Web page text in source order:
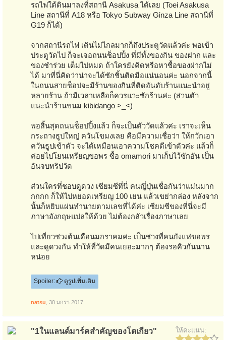
รถไฟใต้ดินมาลงที่สถานี Asakusa ได้เลย (Toei Asakusa
Line สถานีที่ A18 หรือ Tokyo Subway Ginza Line สถานีที่
G19 ก็ได้)
จากสถานีรถไฟ เดินไม่ไกลมากก็ถึงประตูวัดแล้วค่ะ พอเข้า
ประตูวัดไป ก็จะเจอถนนช็อปปิ้ง ที่มีทั้งของกิน ของฝาก และ
ของชำร่วย เต็มไปหมด ถ้าใครยังคิดหรือหาซื้อของฝากไม่
ได้ มาที่นี่คิดว่าน่าจะได้ซักชิ้นติดมือแน่นอนค่ะ นอกจากนี้
ในถนนสายช็อปจะมีร้านของกินที่ติดอันดับร้านแนะนำอยู่
หลายร้าน ถ้ามีเวลาเหลือก็ควรแวะซักร้านค่ะ (ส่วนตัว
แนะนำร้านขนม kibidango >_<)
พอสิ้นสุดถนนช็อปปิ้งแล้ว ก็จะเป็นตัววัดแล้วค่ะ เราจะเห็น
กระถางธูปใหญ่ ควันโขมงเลย คือมีความเชื่อว่า ให้กวักเอา
ควันธูปเข้าตัว จะได้เหมือนเอาความโชคดีเข้าตัวค่ะ แล้วก็
ค่อยไปโยนเหรียญขอพร ซื้อ omamori มาเก็บไว้ซักอัน เป็น
อันจบทริปวัด
ส่วนใครที่ชอบดูดวง เซียมซีที่นี่ คนญี่ปุ่นเชื่อกันว่าแม่นมาก
กกกก ก็ให้ไปหยอดเหรียญ 100 เยน แล้วเขย่ากล่อง หลังจาก
นั้นก็หยิบแผ่นทำนายตามเลขที่ได้ค่ะ เซียมซีของที่นี่จะมี
ภาษาอังกฤษแปลให้ด้วย ไม่ต้องกลัวเรื่องภาษาเลย
ไปเที่ยวช่วงต้นเดือนมกราคมค่ะ เป็นช่วงที่คนยังแห่ขอพร
และดูดวงกัน ทำให้ที่วัดมีคนเยอะมากๆ ต้องรอคิวกันนาน
หน่อย
Spoiler: ดูรูปเพิ่มเติม
natsu 30 มกรา 2017
ให้คะแนน:
"1ในแลนด์มาร์คสำคัญของโตเกียว"